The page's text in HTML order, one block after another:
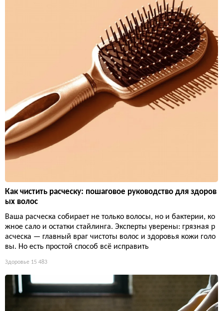
Как чистить расческу: пошаговое руководство для здоров
ых волос
Ваша расческа собирает не только волосы, но и бактерии, ко
жное сало и остатки стайлинга. Эксперты уверены: грязная р
асческа — главный враг чистоты волос и здоровья кожи голо
вы. Но есть простой способ всё исправить
Здоровье 15 483